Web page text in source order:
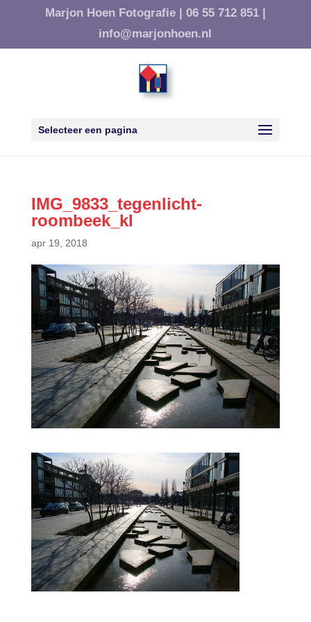
Marjon Hoen Fotografie | 06 55 712 851 |
info@marjonhoen.nl
Selecteer een pagina
IMG_9833_tegenlicht-
roombeek_kl
apr 19, 2018